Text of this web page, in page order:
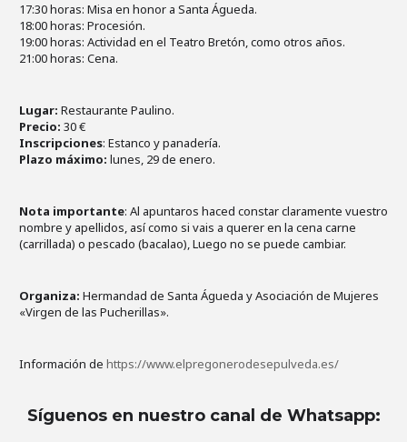
17:30 horas: Misa en honor a Santa Águeda.
18:00 horas: Procesión.
19:00 horas: Actividad en el Teatro Bretón, como otros años.
21:00 horas: Cena.
Lugar: Restaurante Paulino.
Precio: 30 €
Inscripciones: Estanco y panadería.
Plazo máximo: lunes, 29 de enero.
Nota importante: Al apuntaros haced constar claramente vuestro
nombre y apellidos, así como si vais a querer en la cena carne
(carrillada) o pescado (bacalao), Luego no se puede cambiar.
Organiza: Hermandad de Santa Águeda y Asociación de Mujeres
«Virgen de las Pucherillas».
Información de https://www.elpregonerodesepulveda.es/
Síguenos en nuestro canal de Whatsapp: